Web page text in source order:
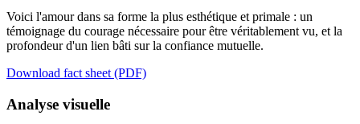
Voici l'amour dans sa forme la plus esthétique et primale : un
témoignage du courage nécessaire pour être véritablement vu, et la
profondeur d'un lien bâti sur la confiance mutuelle.
Download fact sheet (PDF)
Analyse visuelle